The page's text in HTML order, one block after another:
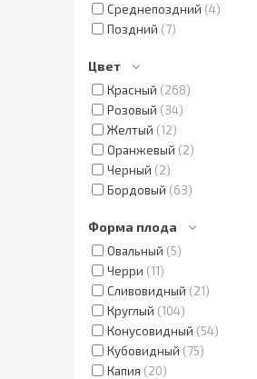
Среднепоздний 4
Поздний
7
Цвет
Красный
268
Розовый
34
Желтый 12
Оранжевый
2
Черный
2
Бордовый
63
Форма плода
Овальный
5
Черри 11
Сливовидный
21
Круглый 104
Конусовидный
54
Кубовидный
75
Капия
20